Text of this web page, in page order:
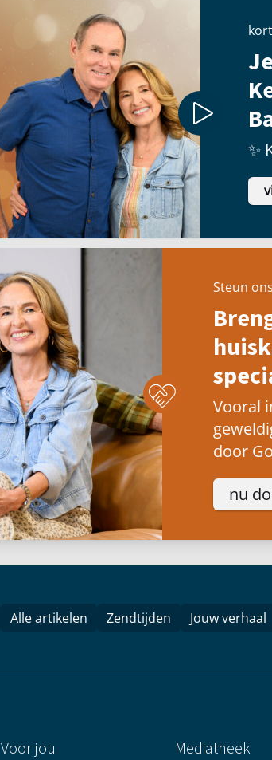
✨
Steun
Vooral
door
nu
Alle artikelen Zendtijden Jouw verhaal
Voor jou Mediatheek